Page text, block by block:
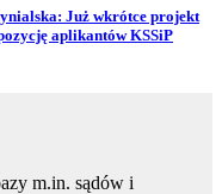
Już wkrótce projekt
aplikantów KSSiP
m.in. sądów i